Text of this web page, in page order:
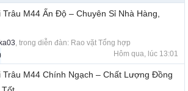
M44 Ấn Độ – Chuyên Sỉ Nhà Hàng,
, trong diễn đàn: Rao vặt Tổng hợp
Hôm qua, lúc 13:01
M44 Chính Ngạch – Chất Lượng Đồng